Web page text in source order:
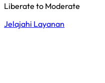
Liberate to Moderate
Jelajahi Layanan